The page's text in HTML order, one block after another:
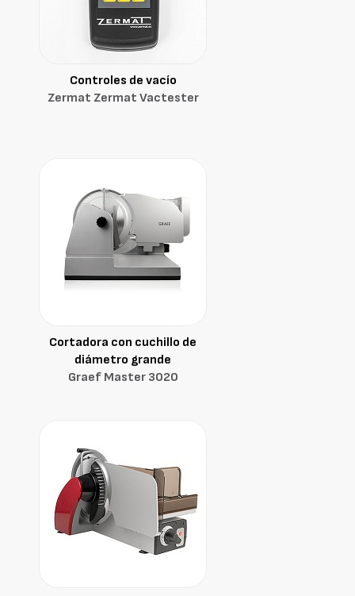
Controles de vacío
Zermat Zermat Vactester
Cortadora con cuchillo de
diámetro grande
Graef Master 3020